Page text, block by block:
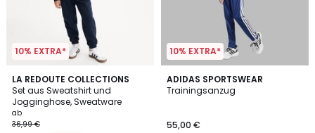
10% EXTRA*
LA REDOUTE COLLECTIONS
Set aus Sweatshirt und
Jogginghose, Sweatware
ab
36,99 €
4,9
/ 5
10% EXTRA*
ADIDAS SPORTSWEAR
Trainingsanzug
55,00 €
4,8
/ 5